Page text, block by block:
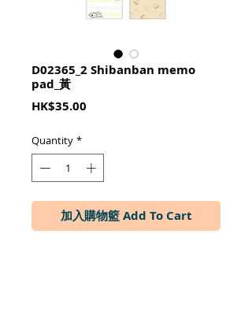
D02365_2 Shibanban memo
pad_黃
HK$35.00
Quantity *
加入購物籃 Add To Cart